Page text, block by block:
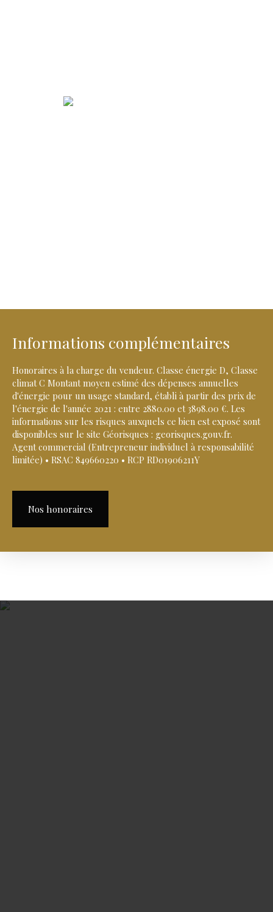
Informations complémentaires
Honoraires à la charge du vendeur. Classe énergie D, Classe
climat C Montant moyen estimé des dépenses annuelles
d'énergie pour un usage standard, établi à partir des prix de
l'énergie de l'année 2021 : entre 2880.00 et 3898.00 €. Les
informations sur les risques auxquels ce bien est exposé sont
disponibles sur le site Géorisques : georisques.gouv.fr.
Agent commercial (Entrepreneur individuel à responsabilité
limitée) • RSAC 849660220 • RCP RD01906211Y
Nos honoraires